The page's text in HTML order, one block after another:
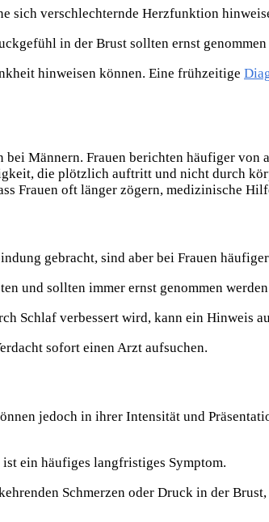
sich verschlechternde Herzfunktion
in der Brust sollten ernst genommen
hinweisen können. Eine frühzeitige
Männern. Frauen berichten häufiger von
die plötzlich auftritt und nicht durch
Frauen oft länger zögern, medizinische
gebracht, sind aber bei Frauen
und sollten immer ernst genommen
Schlaf verbessert wird, kann ein Hinweis
sofort einen Arzt aufsuchen.
jedoch in ihrer Intensität und
ein häufiges langfristiges Symptom.
Schmerzen oder Druck in der